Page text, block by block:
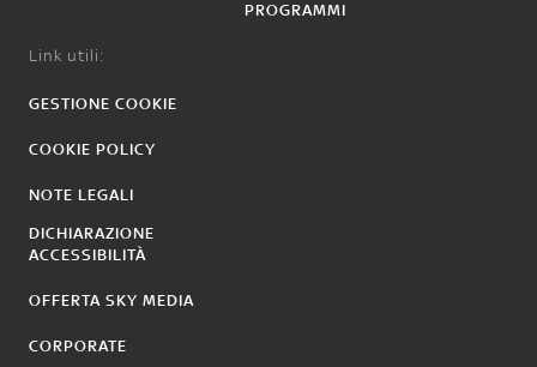
PROGRAMMI
Link utili:
GESTIONE COOKIE
COOKIE POLICY
NOTE LEGALI
DICHIARAZIONE
ACCESSIBILITÀ
OFFERTA SKY MEDIA
CORPORATE